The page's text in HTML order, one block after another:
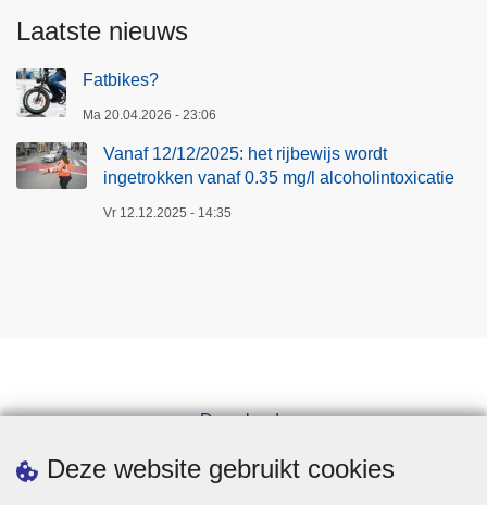
Deze website gebruikt cookies
Laatste nieuws
Fatbikes?
Ma 20.04.2026 - 23:06
Vanaf 12/12/2025: het rijbewijs wordt
ingetrokken vanaf 0.35 mg/l alcoholintoxicatie
Vr 12.12.2025 - 14:35
Downloads